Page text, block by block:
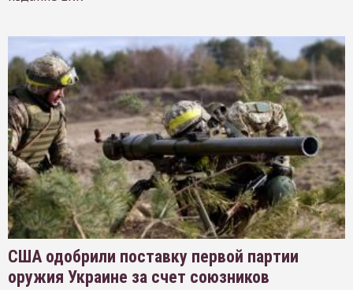
США одобрили поставку первой партии
оружия Украине за счет союзников